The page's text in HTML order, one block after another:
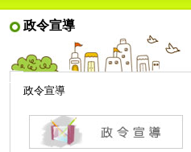
政令宣導
政令宣導